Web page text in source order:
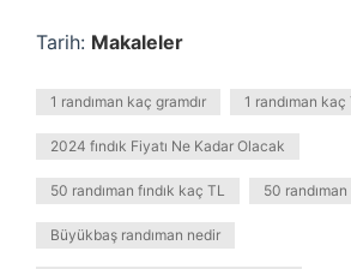
Tarih: Makaleler
1 randıman kaç gramdır 1 randıman kaç
2024 fındık Fiyatı Ne Kadar Olacak
50 randıman fındık kaç TL 50
Büyükbaş randıman nedir